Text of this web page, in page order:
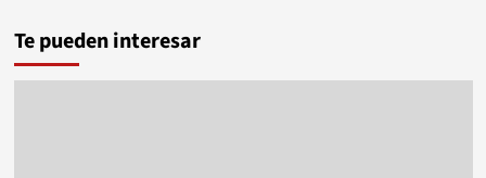
Te pueden interesar